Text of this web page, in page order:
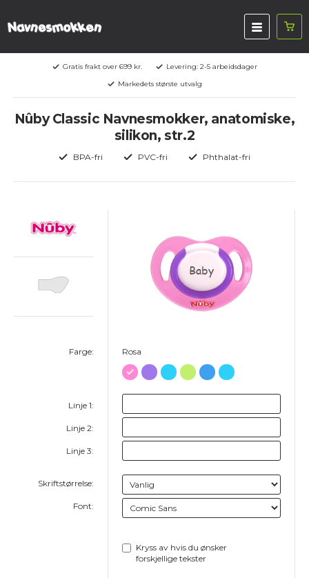
Gratis frakt over 699 kr.
Levering: 2-5 arbeidsdager
Markedets største utvalg
Nûby Classic Navnesmokker, anatomiske,
silikon, str.2
BPA-fri PVC-fri Phthalat-fri
Farge:
Linje 1:
Linje 2:
Linje 3:
Skriftstørrelse:
Font:
Baby
Rosa
Kryss av hvis du ønsker
forskjellige tekster